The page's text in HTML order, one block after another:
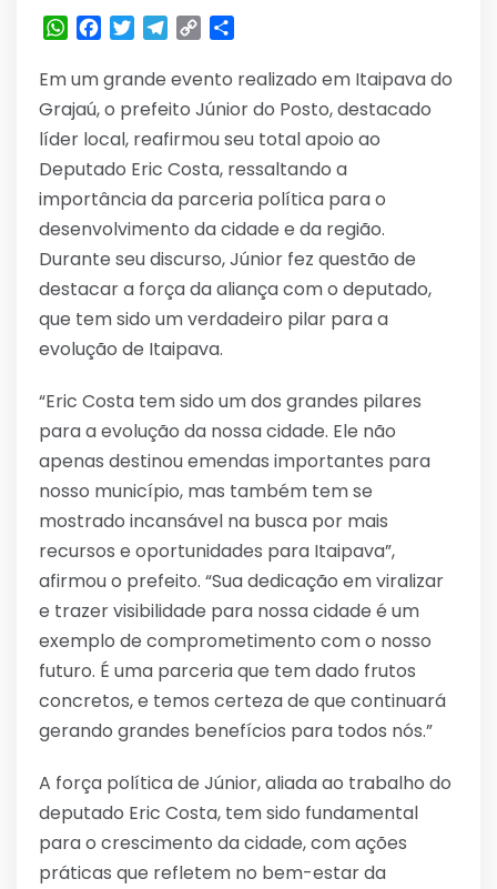
WhatsApp
Facebook
TwitterTelegram
Copy
Em um grande evento realizado em Itaipava do
Grajaú, o prefeito Júnior do Posto, destacado
líder local, reafirmou seu total apoio ao
Deputado Eric Costa, ressaltando a
importância da parceria política para o
desenvolvimento da cidade e da região.
Durante seu discurso, Júnior fez questão de
destacar a força da aliança com o deputado,
que tem sido um verdadeiro pilar para a
evolução de Itaipava.
“Eric Costa tem sido um dos grandes pilares
para a evolução da nossa cidade. Ele não
apenas destinou emendas importantes para
nosso município, mas também tem se
mostrado incansável na busca por mais
recursos e oportunidades para Itaipava”,
afirmou o prefeito. “Sua dedicação em viralizar
e trazer visibilidade para nossa cidade é um
exemplo de comprometimento com o nosso
futuro. É uma parceria que tem dado frutos
concretos, e temos certeza de que continuará
gerando grandes benefícios para todos nós.”
A força política de Júnior, aliada ao trabalho do
deputado Eric Costa, tem sido fundamental
para o crescimento da cidade, com ações
práticas que refletem no bem-estar da